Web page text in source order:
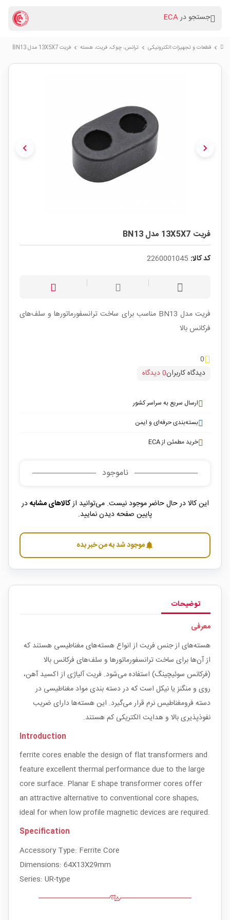
جستجو درECA
chevron_right قطعات و تجهیزات الکترونیکی chevron_right ترانس، چوک، فریت، هسته chevron_right فریت 13X5X7 مدل BN13
chevron_left chevron_right
فریت 13X5X7 مدل BN13
کد کالا: 2260001045
فریت مدل BN13 مناسب برای ساخت ترانسفورماتور‌ها و سلف‌های
فرکانس بالا
0
دیدگاه کاربران0 دیدگاه
ارسال سریع به سراسر کشور
بسته‌بندی حرفه‌ای و ایمن
خرید مطمئن از ECA
ناموجود
این کالا در حال حاضر موجود نیست. می‌توانید ازکالاهای مشابهدر
پایین صفحه دیدن نمایید.
notificationsموجود شد به من خبر بده
توضیحات
معرفی
هسته‌های از جنس فریت از انواع هسته‌های مغناطیسی هستند که
از آن‌ها برای ساخت ترانسفورماتور‌ها و سلف‌های فرکانس بالا
(فرکانس سوئیچینگ) استفاده می‌شود. فریت آلیاژی از اکسید آهن،
روی و منگنز یا نیکل است که در دسته بندی مواد مغناطیسی در
دسته فرومغناطیس نرم قرار می‌گیرد. این هسته‌ها دارای ضریب
نفوذپذیری بالا و هدایت الکتریکی کم هستند.
Introduction
ferrite cores enable the design of flat transformers and
feature excellent thermal performance due to the large
core surface. Planar E shape transformer cores offer
an attractive alternative to conventional core shapes,
ideal for when low profile magnetic devices are required.
Specification
Accessory Type: Ferrite Core
Dimensions: 64X13X29mm
Series: UR-type